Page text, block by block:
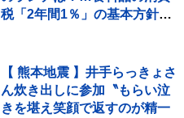
税「2年間1％」の基本方針を
【 熊本地震 】井手らっきょさ
ん炊き出しに参加〝もらい泣
きを堪え笑顔で返すのが精一